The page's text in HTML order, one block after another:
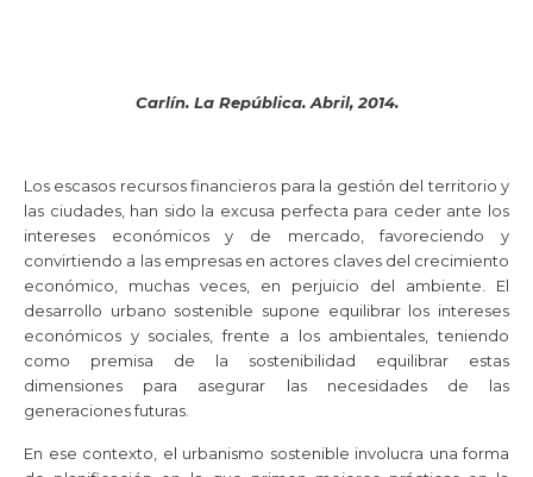
Carlín. La República. Abril, 2014.
Los escasos recursos financieros para la gestión del territorio y
las ciudades, han sido la excusa perfecta para ceder ante los
intereses económicos y de mercado, favoreciendo y
convirtiendo a las empresas en actores claves del crecimiento
económico, muchas veces, en perjuicio del ambiente. El
desarrollo urbano sostenible supone equilibrar los intereses
económicos y sociales, frente a los ambientales, teniendo
como premisa de la sostenibilidad equilibrar estas
dimensiones para asegurar las necesidades de las
generaciones futuras.
En ese contexto, el urbanismo sostenible involucra una forma